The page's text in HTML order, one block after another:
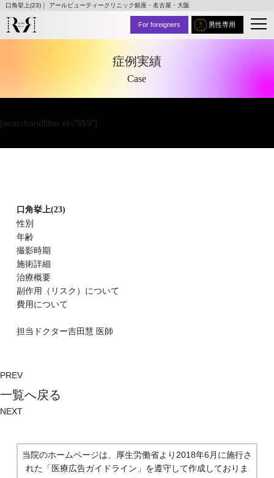
口角挙上(23)｜ アールビューティークリニック銀座・名古屋・大阪
男性専用
For foreigners
症例実績
Case
[searchandfilter id="559"]
口角挙上(23)
性別
年齢
撮影時期
施術詳細
治療概要
副作⽤（リスク）について
費⽤について
担当ドクター吉田慧医師
PREV
⼀覧へ戻る
NEXT
当院のホームページは、厚生労働省より2018年6月に施行さ
れた 「医療広告ガイドライン」を遵守して作成しておりま